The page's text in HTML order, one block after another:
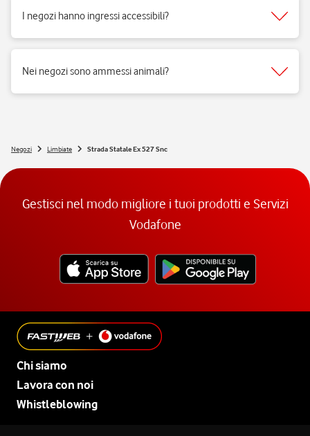
I negozi hanno ingressi accessibili?
Nei negozi sono ammessi animali?
Negozi Limbiate Strada Statale Ex 527 Snc
Gestisci nel modo migliore i tuoi prodotti e Servizi
Vodafone
Chi siamo
Lavora con noi
Whistleblowing